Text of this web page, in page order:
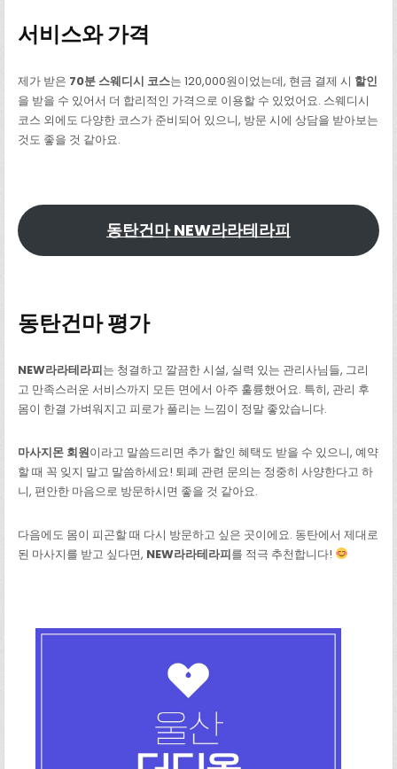
서비스와 가격
제가 받은 70분 스웨디시 코스는 120,000원이었는데, 현금 결제 시 할인
을 받을 수 있어서 더 합리적인 가격으로 이용할 수 있었어요. 스웨디시
코스 외에도 다양한 코스가 준비되어 있으니, 방문 시에 상담을 받아보는
것도 좋을 것 같아요.
동탄건마 NEW라라테라피
동탄건마 평가
NEW라라테라피는 청결하고 깔끔한 시설, 실력 있는 관리사님들, 그리
고 만족스러운 서비스까지 모든 면에서 아주 훌륭했어요. 특히, 관리 후
몸이 한결 가벼워지고 피로가 풀리는 느낌이 정말 좋았습니다.
마사지몬 회원이라고 말씀드리면 추가 할인 혜택도 받을 수 있으니, 예약
할 때 꼭 잊지 말고 말씀하세요! 퇴폐 관련 문의는 정중히 사양한다고 하
니, 편안한 마음으로 방문하시면 좋을 것 같아요.
다음에도 몸이 피곤할 때 다시 방문하고 싶은 곳이에요. 동탄에서 제대로
된 마사지를 받고 싶다면, NEW라라테라피를 적극 추천합니다!